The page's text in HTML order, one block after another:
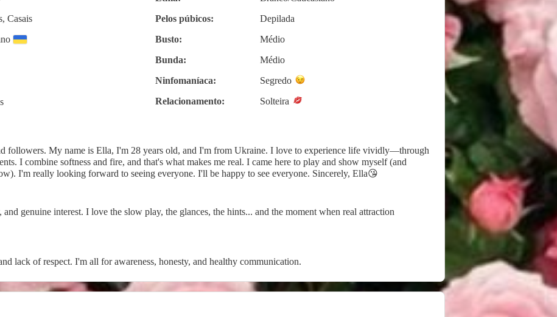
Casais
Pelos púbicos:
Depilada
Busto:
Médio
Bunda:
Médio
Ninfomaníaca:
Segredo
Relacionamento:
Solteira
followers. My name is Ella, I'm 28 years old, and I'm from Ukraine. I love to experience life vividly—through
I combine softness and fire, and that's what makes me real. I came here to play and show myself (and
I'm really looking forward to seeing everyone. I'll be happy to see everyone. Sincerely, Ella😘
genuine interest. I love the slow play, the glances, the hints... and the moment when real attraction
lack of respect. I'm all for awareness, honesty, and healthy communication.